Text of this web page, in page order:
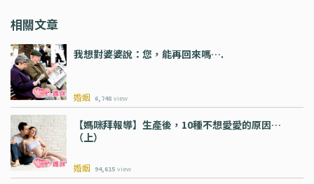
相關文章
我想對婆婆說：您，能再回來嗎….
婚姻 6,748 view
【媽咪拜報導】生產後，10種不想愛愛的原因…
（上）
婚姻 94,615 view